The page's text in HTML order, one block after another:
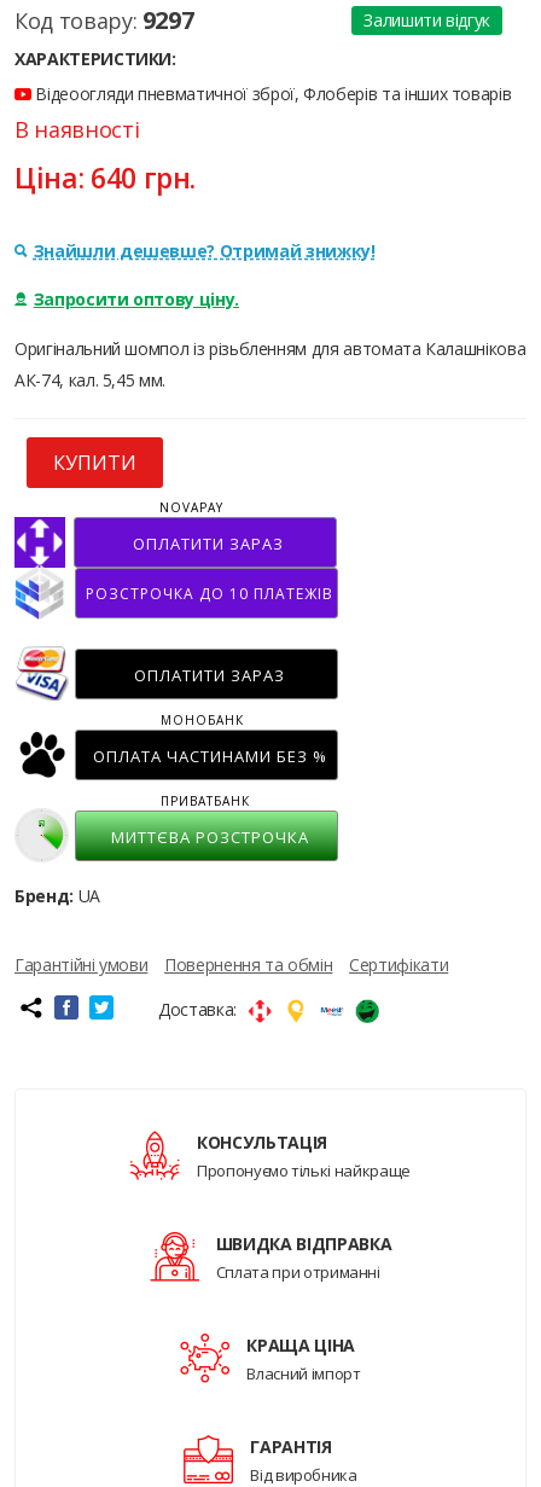
Код товару: 9297
Залишити відгук
ХАРАКТЕРИСТИКИ:
Відеоогляди пневматичної зброї, Флоберів та інших товарів
В наявності
Ціна: 640 грн.
Знайшли дешевше? Отримай знижку!
Запросити оптову ціну.
Оригінальний шомпол із різьбленням для автомата Калашнікова
АК-74, кал. 5,45 мм.
КУПИТИ
ОПЛАТИТИ ЗАРАЗ
NOVAPAY
РОЗСТРОЧКА ДО 10 ПЛАТЕЖІВ
ОПЛАТИТИ ЗАРАЗ
ОПЛАТА ЧАСТИНАМИ БЕЗ %
МОНОБАНК
МИТТЄВА РОЗСТРОЧКА
ПРИВАТБАНК
Бренд: UA
Гарантійні умови Повернення та обмін
Сертифікати
Доставка:
КОНСУЛЬТАЦІЯ
Пропонуємо тількі найкраще
ШВИДКА ВІДПРАВКА
Сплата при отриманні
КРАЩА ЦІНА
Власний імпорт
ГАРАНТІЯ
Від виробника